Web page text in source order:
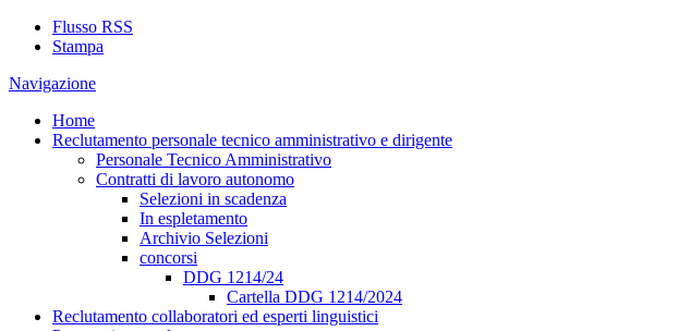
Flusso RSS
Stampa
Navigazione
Home
Reclutamento personale tecnico amministrativo e dirigente
Personale Tecnico Amministrativo
Contratti di lavoro autonomo
Selezioni in scadenza
In espletamento
Archivio Selezioni
concorsi
DDG 1214/24
Cartella DDG 1214/2024
Reclutamento collaboratori ed esperti linguistici